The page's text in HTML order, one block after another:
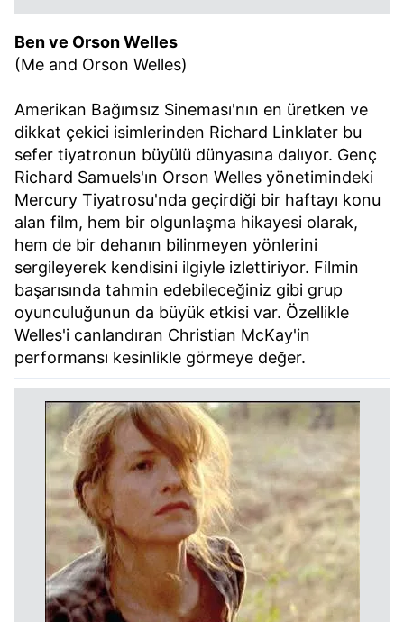
Ben ve Orson Welles
(Me and Orson Welles)
Amerikan Bağımsız Sineması'nın en üretken ve
dikkat çekici isimlerinden Richard Linklater bu
sefer tiyatronun büyülü dünyasına dalıyor. Genç
Richard Samuels'ın Orson Welles yönetimindeki
Mercury Tiyatrosu'nda geçirdiği bir haftayı konu
alan film, hem bir olgunlaşma hikayesi olarak,
hem de bir dehanın bilinmeyen yönlerini
sergileyerek kendisini ilgiyle izlettiriyor. Filmin
başarısında tahmin edebileceğiniz gibi grup
oyunculuğunun da büyük etkisi var. Özellikle
Welles'i canlandıran Christian McKay'in
performansı kesinlikle görmeye değer.